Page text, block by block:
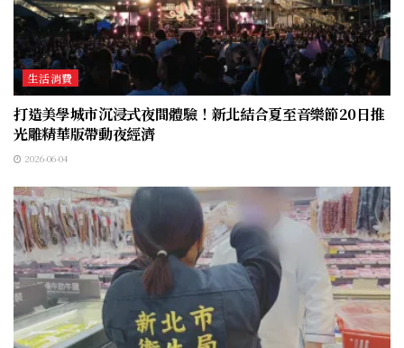
生活消費
打造美學城市沉浸式夜間體驗！新北結合夏至音樂節20日推
光雕精華版帶動夜經濟
2026-06-04